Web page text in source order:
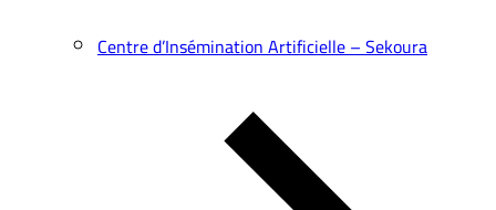
Centre d’Insémination Artificielle – Sekoura